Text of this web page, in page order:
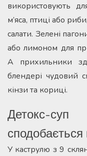
використовують
м’яса, птиці або
салати. Зелені
або лимоном для
А прихильники
блендері чудовий
кінзи та кориці.
Детокс-
сподобається
У каструлю з 9